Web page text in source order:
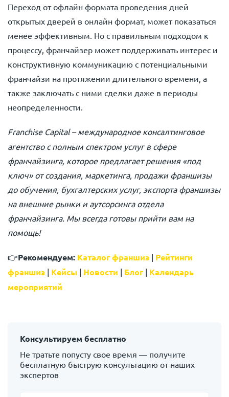
Переход от офлайн формата проведения дней
открытых дверей в онлайн формат, может показаться
менее эффективным. Но с правильным подходом к
процессу, франчайзер может поддерживать интерес и
конструктивную коммуникацию с потенциальными
франчайзи на протяжении длительного времени, а
также заключать с ними сделки даже в периоды
неопределенности.
Franchise Capital– международное консалтинговое
агентство с полным спектром услуг в сфере
франчайзинга, которое предлагает решения «под
ключ» от создания, маркетинга, продажи франшизы
до обучения, бухгалтерских услуг, экспорта франшизы
на внешние рынки и аутсорсинга отдела
франчайзинга. Мы всегда готовы прийти вам на
помощь!
👉Рекомендуем: Каталог франшиз | Рейтинги
франшиз | Кейсы | Новости | Блог| Календарь
мероприятий
Консультируем бесплатно
Не тратьте попусту свое время — получите
бесплатную быструю консультацию от наших
экспертов